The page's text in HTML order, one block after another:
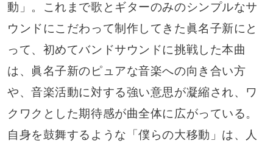
動」。これまで歌とギターのみのシンプルなサ
ウンドにこだわって制作してきた眞名子新にと
って、初めてバンドサウンドに挑戦した本曲
は、眞名子新のピュアな音楽への向き合い方
や、音楽活動に対する強い意思が凝縮され、ワ
クワクとした期待感が曲全体に広がっている。
自身を鼓舞するような「僕らの大移動」は、人